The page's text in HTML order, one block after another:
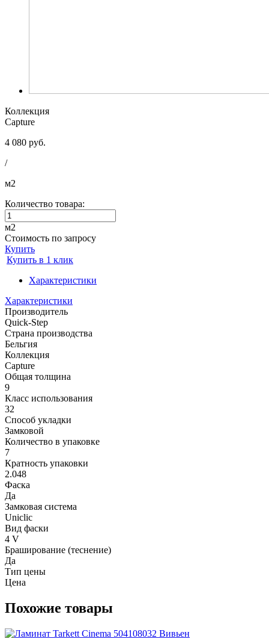
Коллекция
Capture
4 080 руб.
/
м2
Количество товара:
м2
Стоимость по запросу
Купить
Купить в 1 клик
Характеристики
Характеристики
Производитель
Quick-Step
Страна производства
Бельгия
Коллекция
Capture
Общая толщина
9
Класс использования
32
Способ укладки
Замковой
Количество в упаковке
7
Кратность упаковки
2.048
Фаска
Да
Замковая система
Uniclic
Вид фаски
4 V
Браширование (теснение)
Да
Тип цены
Цена
Похожие товары